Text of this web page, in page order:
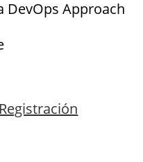
DevOps Approach